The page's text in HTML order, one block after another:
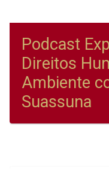
Podcast
Direitos
Ambiente
Suassuna